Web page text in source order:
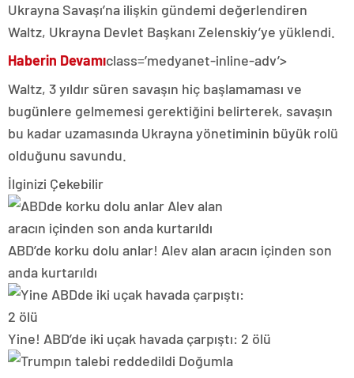
Ukrayna Savaşı’na ilişkin gündemi değerlendiren
Waltz, Ukrayna Devlet Başkanı Zelenskiy’ye yüklendi.
Haberin Devamıclass=’medyanet-inline-adv’>
Waltz, 3 yıldır süren savaşın hiç başlamaması ve
bugünlere gelmemesi gerektiğini belirterek, savaşın
bu kadar uzamasında Ukrayna yönetiminin büyük rolü
olduğunu savundu.
İlginizi Çekebilir
ABD’de korku dolu anlar! Alev alan aracın içinden son
anda kurtarıldı
Yine! ABD’de iki uçak havada çarpıştı: 2 ölü